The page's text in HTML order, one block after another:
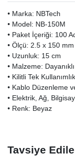
• Marka: NBTech
• Model: NB-150M
• Paket İçeriği: 100
• Ölçü: 2.5 x 150 mm
• Uzunluk: 15 cm
• Malzeme:
• Kilitli Tek
• Kablo Düzenleme
• Elektrik, Ağ,
• Renk: Beyaz
Tavsiye